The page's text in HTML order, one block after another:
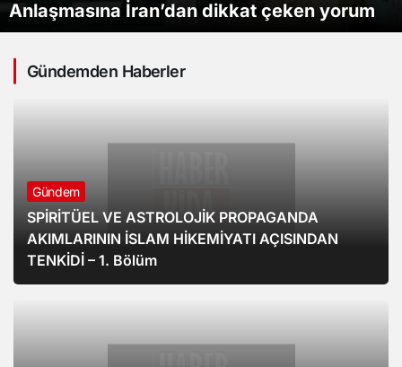
Anlaşmasına İran’dan dikkat çeken yorum
ediyor
Konusunda Endişelerini Dile Getiriyor
AÇISINDAN TENKİDİ – 1. Bölüm
Yayınlanacağını Açıkladı
Gündemden Haberler
Gündem
SPİRİTÜEL VE ASTROLOJİK PROPAGANDA
AKIMLARININ İSLAM HİKEMİYATI AÇISINDAN
TENKİDİ – 1. Bölüm